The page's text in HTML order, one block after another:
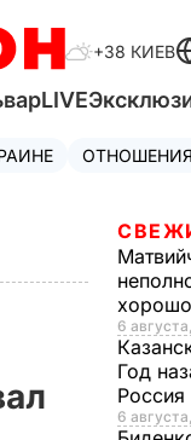
+38 КИЕВ
LIVE
6
Год
Россия
6